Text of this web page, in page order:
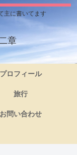
主に書いてます
章
プロフィール
旅行
お問い合わせ